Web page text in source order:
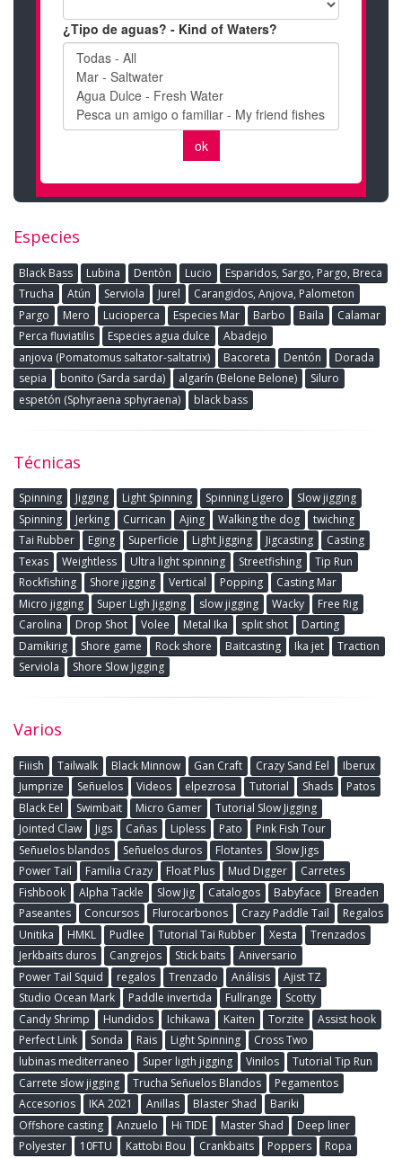
Especies
Black Bass Lubina Dentòn Lucio
Esparidos, Sargo, Pargo, Breca
Trucha
Atún Serviola Jurel
Carangidos, Anjova, Palometon
Pargo
Mero Lucioperca Especies Mar Barbo Baila
Calamar
Perca fluviatilis
Especies agua dulce
Abadejo
anjova (Pomatomus saltator-saltatrix)
Bacoreta Dentón
Dorada
sepia
bonito (Sarda sarda) algarín (Belone Belone)
Siluro
espetón (Sphyraena sphyraena)
black bass
Técnicas
Spinning Jigging Light Spinning Spinning Ligero
Slow jigging
Spinning
Jerking Currican Ajing Walking the dog
twiching
Tai Rubber
Eging Superficie Light Jigging Jigcasting
Casting
Texas
Weightless Ultra light spinning Streetfishing
Tip Run
Rockfishing
Shore jigging Vertical Popping
Casting Mar
Micro jigging
Super Ligh Jigging slow jigging Wacky
Free Rig
Carolina
Drop Shot Volee Metal Ika split shot
Darting
Damikirig
Shore game Rock shore Baitcasting Ika jet
Traction
Serviola
Shore Slow Jigging
Varios
Fiiish Tailwalk Black Minnow Gan Craft Crazy Sand Eel
Iberux
Jumprize
Señuelos Videos elpezrosa Tutorial Shads
Patos
Black Eel
Swimbait Micro Gamer
Tutorial Slow Jigging
Jointed Claw
Jigs Cañas Lipless Pato
Pink Fish Tour
Señuelos blandos
Señuelos duros Flotantes
Slow Jigs
Power Tail
Familia Crazy Float Plus Mud Digger
Carretes
Fishbook
Alpha Tackle Slow Jig Catalogos Babyface
Breaden
Paseantes
Concursos Flurocarbonos Crazy Paddle Tail
Regalos
Unitika
HMKL Pudlee Tutorial Tai Rubber Xesta
Trenzados
Jerkbaits duros
Cangrejos Stick baits
Aniversario
Power Tail Squid
regalos Trenzado Análisis
Ajist TZ
Studio Ocean Mark
Paddle invertida Fullrange
Scotty
Candy Shrimp
Hundidos Ichikawa Kaiten Torzite
Assist hook
Perfect Link
Sonda Rais Light Spinning
Cross Two
lubinas mediterraneo
Super ligth jigging Vinilos
Tutorial Tip Run
Carrete slow jigging
Trucha Señuelos Blandos
Pegamentos
Accesorios
IKA 2021 Anillas Blaster Shad
Bariki
Offshore casting
Anzuelo Hi TIDE Master Shad
Deep liner
Polyester
10FTU Kattobi Bou Crankbaits Poppers
Ropa